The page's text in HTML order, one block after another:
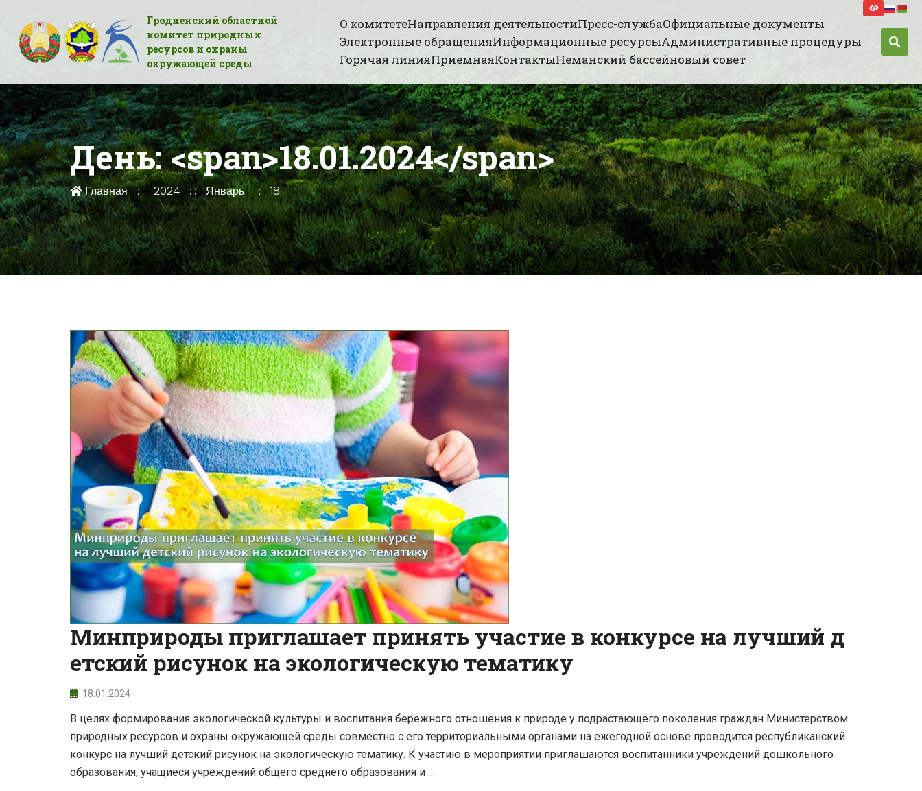
Гродненский областной
комитет природных
ресурсов и охраны
окружающей среды
О комитетеНаправления деятельностиПресс-службаОфициальные документы
Электронные обращенияИнформационные ресурсыАдминистративные процедуры
Горячая линияПриемнаяКонтактыНеманский бассейновый совет
День: <span>18.01.2024</span>
Главная 2024 Январь 18
Минприроды приглашает принять участие в конкурсе на лучший д
етский рисунок на экологическую тематику
18.01.2024
В целях формирования экологической культуры и воспитания бережного отношения к природе у подрастающего поколения граждан Министерством
природных ресурсов и охраны окружающей среды совместно с его территориальными органами на ежегодной основе проводится республиканский
конкурс на лучший детский рисунок на экологическую тематику. К участию в мероприятии приглашаются воспитанники учреждений дошкольного
образования, учащиеся учреждений общего среднего образования и …